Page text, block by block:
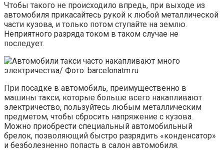
Чтобы такого не происходило впредь, при выходе из
автомобиля прикасайтесь рукой к любой металлической
части кузова, и только потом ступайте на землю.
Неприятного разряда током в таком случае не
последует.
При посадке в автомобиль, преимущественно в
машины такси, которые больше всего накапливают
электричество, пользуйтесь любым металлическим
предметом, чтобы сбросить напряжение с кузова.
Можно приобрести специальный автомобильный
брелок, позволяющий быстро разрядить «конденсатор»
и безболезненно попасть в салон автомобиля.